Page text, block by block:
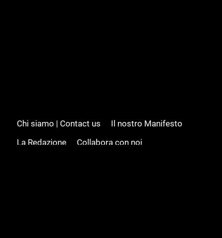
Chi siamo | Contact us
Il nostro Manifesto
La Redazione
Collabora con noi